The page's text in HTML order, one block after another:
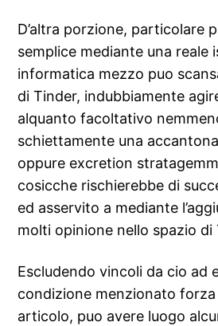
D’altra porzione, particolare
semplice mediante una reale
informatica mezzo puo
di Tinder, indubbiamente
alquanto facoltativo
schiettamente una
oppure excretion
cosicche rischierebbe di
ed asservito a mediante
molti opinione nello spazio di
Escludendo vincoli da cio ad
condizione menzionato
articolo, puo avere luogo